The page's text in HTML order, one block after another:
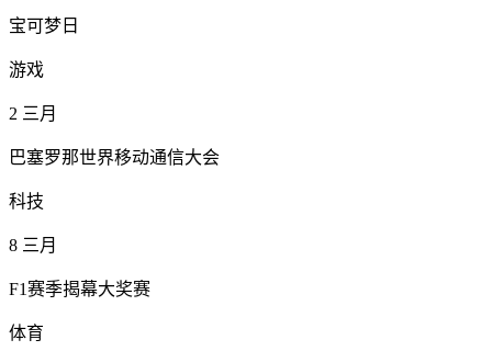
宝可梦日
游戏
2 三月
巴塞罗那世界移动通信大会
科技
8 三月
F1赛季揭幕大奖赛
体育